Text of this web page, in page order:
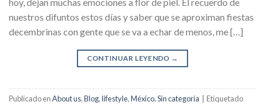
nuestros difuntos estos días y saber que se aproximan fiestas
decembrinas con gente que se va a echar de menos, me […]
CONTINUAR LEYENDO →
Publicado enAbout us,Blog,lifestyle,México,Sin categoría
Etiquetado